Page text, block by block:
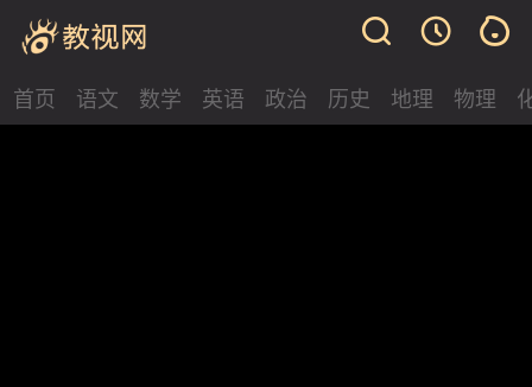
首页 语文 数学 英语 政治 历史 地理 物理